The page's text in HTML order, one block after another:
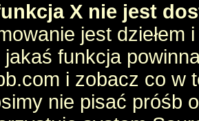
X nie jest
jest dziełem
funkcja
i zobacz co w
nie pisać próśb